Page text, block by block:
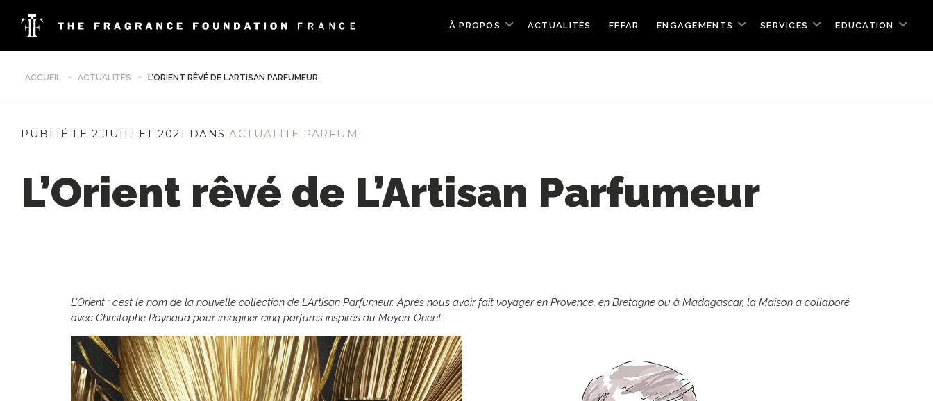
À PROPOS ACTUALITÉS FFFAR ENGAGEMENTS SERVICES EDUCATION
ACCUEIL ACTUALITÉS L’ORIENT RÊVÉ DE L’ARTISAN PARFUMEUR
PUBLIÉ LE 2 JUILLET 2021 DANS ACTUALITE PARFUM
L’Orient rêvé de L’Artisan Parfumeur
L’Orient : c’est le nom de la nouvelle collection de L’Artisan Parfumeur. Après nous avoir fait voyager en Provence, en Bretagne ou à Madagascar, la Maison a collaboré
avec Christophe Raynaud pour imaginer cinq parfums inspirés du Moyen-Orient.